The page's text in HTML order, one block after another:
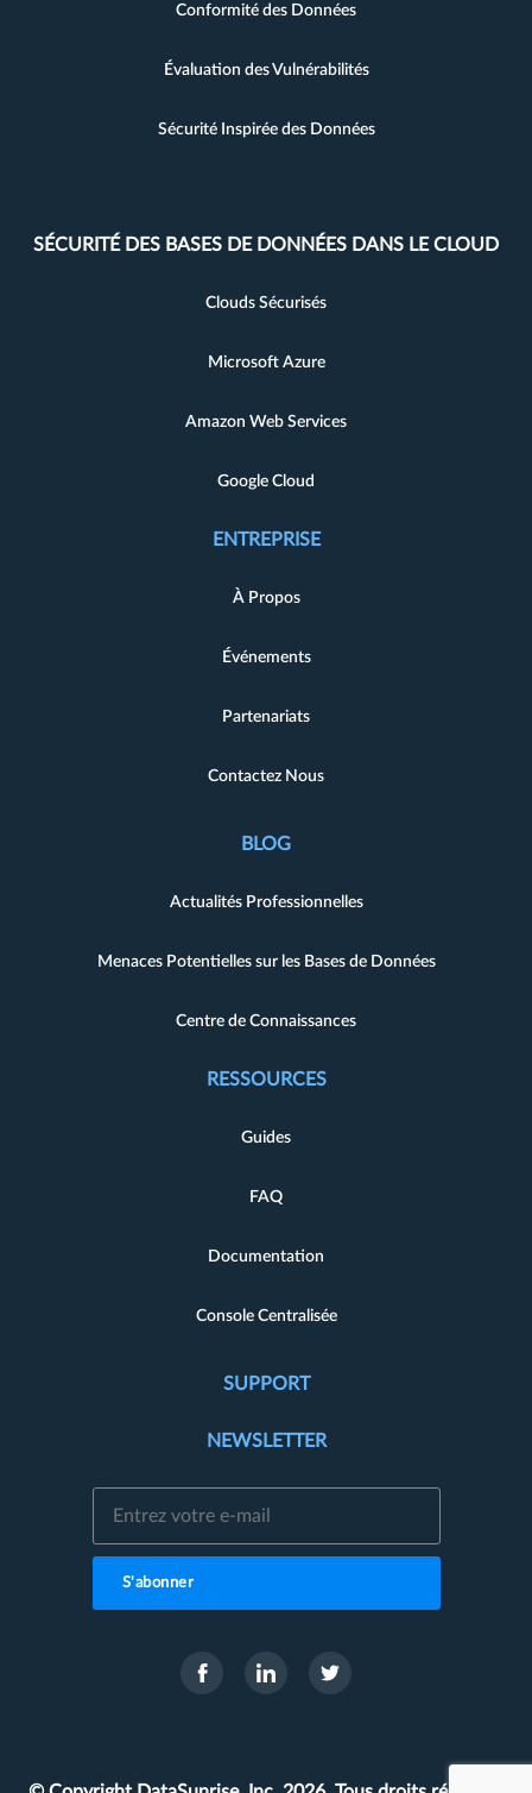
Conformité des Données
Évaluation des Vulnérabilités
Sécurité Inspirée des Données
SÉCURITÉ DES BASES DE DONNÉES DANS LE CLOUD
Clouds Sécurisés
Microsoft Azure
Amazon Web Services
Google Cloud
ENTREPRISE
À Propos
Événements
Partenariats
Contactez Nous
BLOG
Actualités Professionnelles
Menaces Potentielles sur les Bases de Données
Centre de Connaissances
RESSOURCES
Guides
FAQ
Documentation
Console Centralisée
SUPPORT
NEWSLETTER
S'abonner